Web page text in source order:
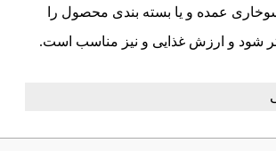
عمده و یا بسته بندی محصول را
شود و ارزش غذایی و نیز مناسب است.